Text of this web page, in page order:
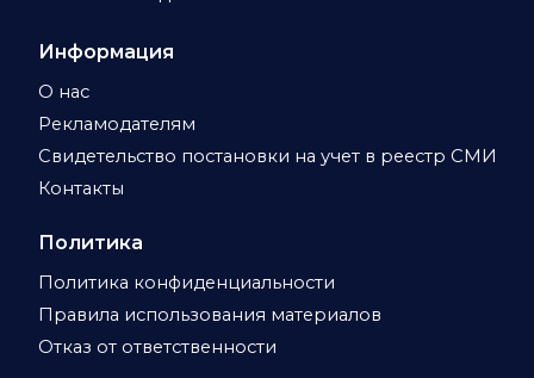
Информация
О нас
Рекламодателям
Свидетельство постановки на учет в реестр СМИ
Контакты
Политика
Политика конфиденциальности
Правила использования материалов
Отказ от ответственности